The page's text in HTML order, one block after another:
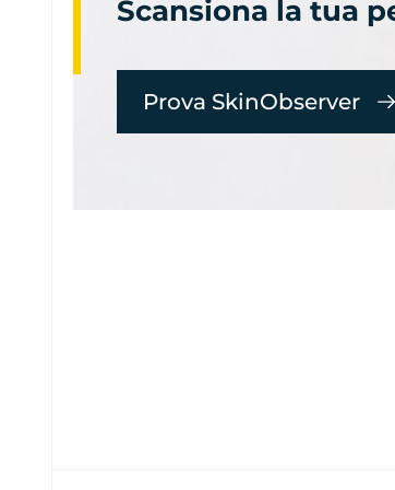
Scansiona la tua
Prova SkinObserver